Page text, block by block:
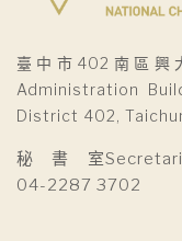
臺中市402南區興
Administration
District 402,
秘 書 室
04-2287 3702